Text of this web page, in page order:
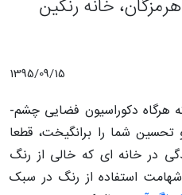
خانه رنگین
1395/09/15
هرگاه دکوراسیون فضایی چشم­
شما را برانگیخت، قطعا
در خانه ­ای که خالی از رنگ
استفاده از رنگ در سبک